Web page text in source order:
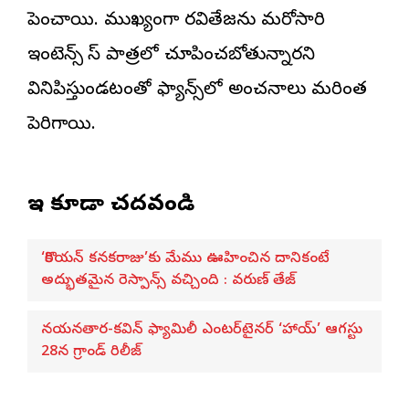
పెంచాయి. ముఖ్యంగా రవితేజను మరోసారి
ఇంటెన్స్ మాస్ పాత్రలో చూపించబోతున్నారని
వినిపిస్తుండటంతో ఫ్యాన్స్‌లో అంచనాలు మరింత
పెరిగాయి.
ఇవి కూడా చదవండి
‘కొరియన్ కనకరాజు’కు మేము ఊహించిన దానికంటే
అద్భుతమైన రెస్పాన్స్ వచ్చింది : వరుణ్ తేజ్
నయనతార-కవిన్ ఫ్యామిలీ ఎంటర్‌టైనర్ ‘హాయ్’ ఆగస్టు
28న గ్రాండ్ రిలీజ్